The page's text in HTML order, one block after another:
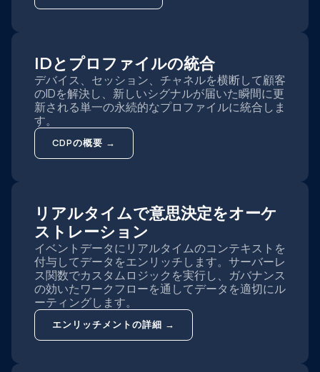
IDとプロファイルの統合
デバイス、セッション、チャネルを横断して顧客
のIDを解決し、新しいシグナルが届いた瞬間に更
新される単一の永続的なプロファイルに統合しま
す。
CDPの概要 →
リアルタイムで意思決定をオーケ
ストレーション
イベントデータにリアルタイムのコンテキストを
付与してデータをエンリッチします。サーバーレ
ス関数でカスタムロジックを実行し、ガバナンス
の効いたワークフローを通してデータを適切にル
ーティングします。
エンリッチメントの詳細 →